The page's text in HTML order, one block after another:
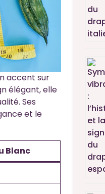
accent sur
élégant, elle
Ses
et le
Blanc